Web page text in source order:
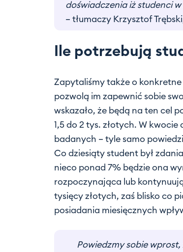
doświadczenia iż studenci
– tłumaczy Krzysztof
Ile potrzebują
Zapytaliśmy także o
pozwolą im zapewnić sobie
wskazało, że będą na ten cel
1,5 do 2 tys. złotych. W kwocie
badanych – tyle samo
Co dziesiąty student był
nieco ponad 7% będzie ona
rozpoczynająca lub
tysięcy złotych, zaś blisko co
posiadania miesięcznych
Powiedzmy sobie